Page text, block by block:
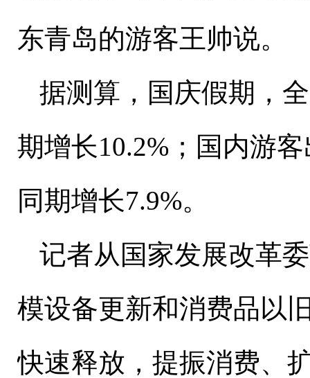
东青岛的游客王帅说。
据测算，国庆假期，
期增长10.2% ；国内游
同期增长7.9%。
记者从国家发展改革
模设备更新和消费品以
快速释放，提振消费、